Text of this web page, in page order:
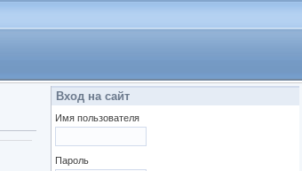
Вход на сайт
Имя пользователя
Пароль